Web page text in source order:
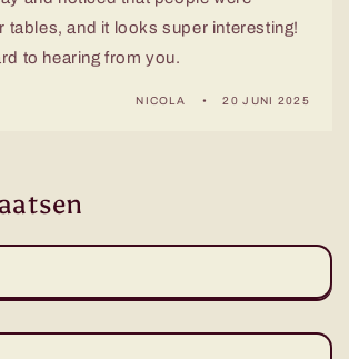
tables, and it looks super interesting!
to hearing from you.
NICOLA 20 JUNI 2025